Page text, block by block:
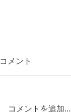
コメント
コメントを追加…